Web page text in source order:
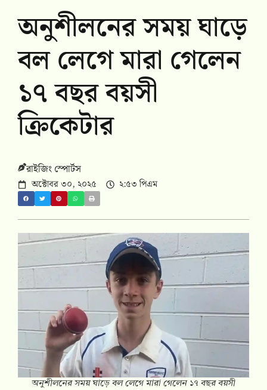
অনুশীলনের সময় ঘাড়ে
বল লেগে মারা গেলেন
১৭ বছর বয়সী
ক্রিকেটার
রাইজিং স্পোর্টস
অক্টোবর ৩০, ২০২৫ ২:৫৩ পিএম
অনুশীলনের সময় ঘাড়ে বল লেগে মারা গেলেন ১৭ বছর বয়সী